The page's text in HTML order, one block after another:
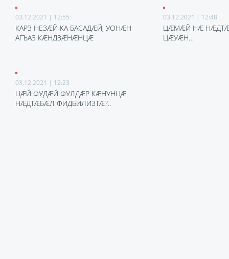
03.12.2021 | 12:55
КАРЗ НЕЗӔЙ КА БАСАДӔЙ, УОНӔН
АГЪАЗ КӔНДЗӔНӔНЦӔ
03.12.2021 | 12:48
ЦӔМӔЙ НӔ
ЦӔУӔН…
03.12.2021 | 12:23
ЦӔЙ ФУДӔЙ ФУЛДӔР КӔНУНЦӔ
НӔДТӔБӔЛ ФИДБИЛИЗТӔ?..